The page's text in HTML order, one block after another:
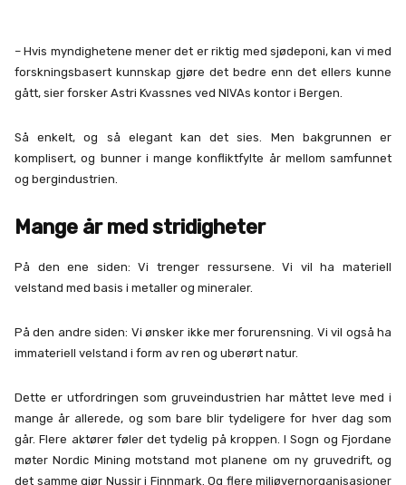
– Hvis myndighetene mener det er riktig med sjødeponi, kan vi med
forskningsbasert kunnskap gjøre det bedre enn det ellers kunne
gått, sier forsker Astri Kvassnes ved NIVAs kontor i Bergen.
Så enkelt, og så elegant kan det sies. Men bakgrunnen er
komplisert, og bunner i mange konfliktfylte år mellom samfunnet
og bergindustrien.
Mange år med stridigheter
På den ene siden: Vi trenger ressursene. Vi vil ha materiell
velstand med basis i metaller og mineraler.
På den andre siden: Vi ønsker ikke mer forurensning. Vi vil også ha
immateriell velstand i form av ren og uberørt natur.
Dette er utfordringen som gruveindustrien har måttet leve med i
mange år allerede, og som bare blir tydeligere for hver dag som
går. Flere aktører føler det tydelig på kroppen. I Sogn og Fjordane
møter Nordic Mining motstand mot planene om ny gruvedrift, og
det samme gjør Nussir i Finnmark. Og flere miljøvernorganisasjoner